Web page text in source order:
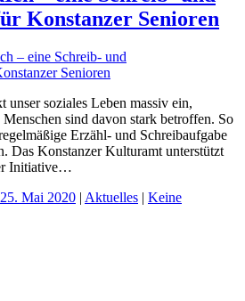
Konstanzer Senioren
unser soziales Leben massiv ein,
Menschen sind davon stark betroffen. So
Erzähl- und Schreibaufgabe
Das Konstanzer Kulturamt unterstützt
Initiative…
25. Mai 2020 | Aktuelles | Keine